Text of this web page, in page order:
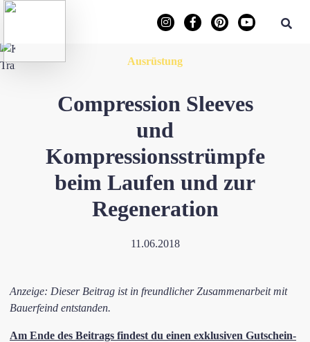
Ausrüstung
Compression Sleeves
und
Kompressionsstrümpfe
beim Laufen und zur
Regeneration
11.06.2018
Anzeige: Dieser Beitrag ist in freundlicher Zusammenarbeit mit
Bauerfeind entstanden.
Am Ende des Beitrags findest du einen exklusiven Gutschein-